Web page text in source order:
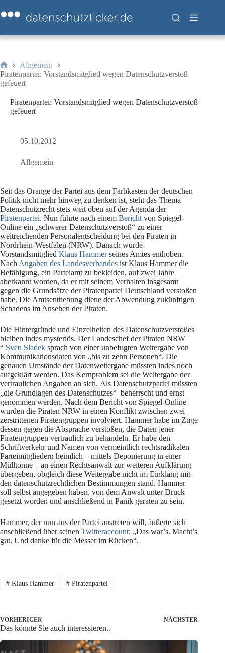
Inhalt
springen
Start
Allgemein
Piratenpartei: Vorstandsmitglied wegen Datenschutzverstoß
gefeuert
Piratenpartei: Vorstandsmitglied wegen Datenschutzverstoß
gefeuert
05.10.2012
Allgemein
Seit das Orange der Partei aus dem Farbkasten der deutschen
Politik nicht mehr hinweg zu denken ist, steht das Thema
Datenschutzrecht stets weit oben auf der Agenda der
Piratenpartei. Nun führte nach einem Bericht von Spiegel-
Online ein „schwerer Datenschutzverstoß“ zu einer
weitreichenden Personalentscheidung bei den Piraten in
Nordrhein-Westfalen (NRW). Danach wurde
Vorstandsmitglied Klaus Hammerseines Amtes enthoben.
Nach Angaben des Landesverbandes ist Klaus Hammer die
Befähigung, ein Parteiamt zu bekleiden, auf zwei Jahre
aberkannt worden, da er mit seinem Verhalten insgesamt
gegen die Grundsätze der Piratenpartei Deutschland verstoßen
habe. Die Amtsenthebung diene der Abwendung zukünftigen
Schadens im Ansehen der Piraten.
Die Hintergründe und Einzelheiten des Datenschutzverstoßes
bleiben indes mysteriös. Der Landeschef der Piraten NRW
“ Sven Sladek sprach von einer unbefugten Weitergabe von
Kommunikationsdaten von „bis zu zehn Personen“. Die
genauen Umstände der Datenweitergabe müssten indes noch
aufgeklärt werden. Das Kernproblem sei die Weitergabe der
vertraulichen Angaben an sich. Als Datenschutzpartei müssten
„die Grundlagen des Datenschutzes“ beherrscht und ernst
genommen werden. Nach dem Bericht von Spiegel-Online
wurden die Piraten NRW in einen Konflikt zwischen zwei
zerstrittenen Piratengruppen involviert. Hammer habe im Zuge
dessen gegen die Absprache verstoßen, die Daten jener
Piratengruppen vertraulich zu behandeln. Er habe den
Schriftverkehr und Namen von vermeintlich rechtsradikalen
Parteimitgliedern heimlich – mittels Deponierung in einer
Mülltonne – an einen Rechtsanwalt zur weiteren Aufklärung
übergeben, obgleich diese Weitergabe nicht im Einklang mit
den datenschutzrechtlichen Bestimmungen stand. Hammer
soll selbst angegeben haben, von dem Anwalt unter Druck
gesetzt worden und anschließend in Panik geraten zu sein.
Hammer, der nun aus der Partei austreten will, äußerte sich
anschließend über seinen Twitteraccount: „Das war’s. Macht’s
gut. Und danke für die Messer im Rücken“.
#Klaus Hammer #Piratenpartei
VORHERIGER NÄCHSTER
Das könnte Sie auch interessieren..